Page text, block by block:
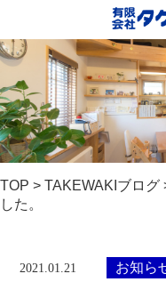
TOP > TAKEWAKIブログ
した。
2021.01.21 お知ら